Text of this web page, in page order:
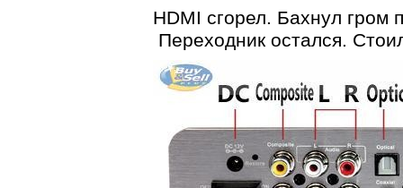
HDMI сгорел. Бахнул
Переходник остался.